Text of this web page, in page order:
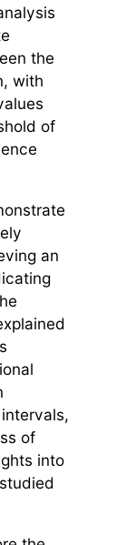
the
with
of
an
of
into